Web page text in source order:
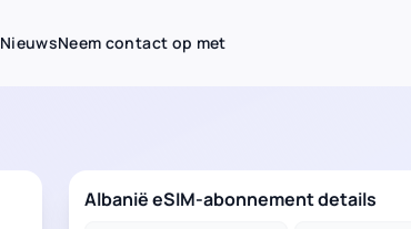
NieuwsNeem contact op met
Albanië eSIM-abonnement details